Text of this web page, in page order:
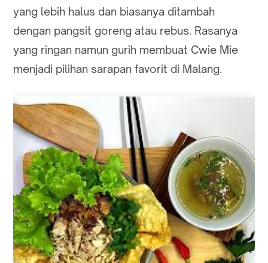
yang lebih halus dan biasanya ditambah
dengan pangsit goreng atau rebus. Rasanya
yang ringan namun gurih membuat Cwie Mie
menjadi pilihan sarapan favorit di Malang.